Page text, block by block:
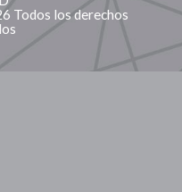
Todos los derechos